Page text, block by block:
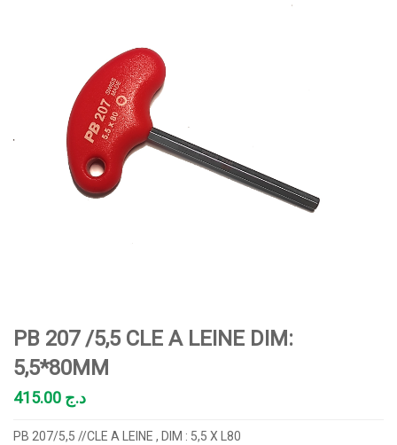
PB 207 /5,5 CLE A LEINE DIM:
5,5*80MM
د.ج
PB 207/5,5 //CLE A LEINE , DIM : 5,5 X L80